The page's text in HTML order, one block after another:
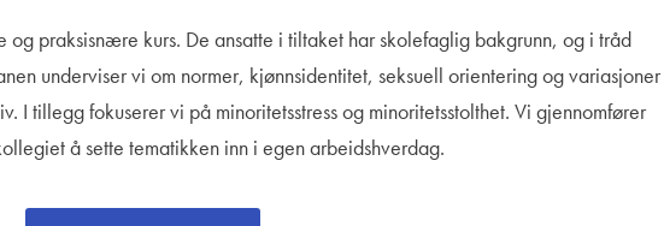
og praksisnære kurs. De ansatte i tiltaket har skolefaglig bakgrunn, og i tråd
underviser vi om normer, kjønnsidentitet, seksuell orientering og variasjoner
I tillegg fokuserer vi på minoritetsstress og minoritetsstolthet. Vi gjennomfører
å sette tematikken inn i egen arbeidshverdag.